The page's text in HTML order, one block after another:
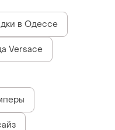
в Одессе
Versace